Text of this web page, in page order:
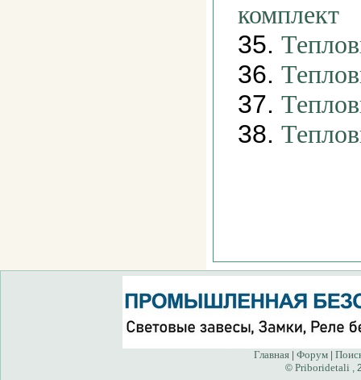
комплект
35.
36.
37.
38.
Главная Форум
© Priboridetali ,